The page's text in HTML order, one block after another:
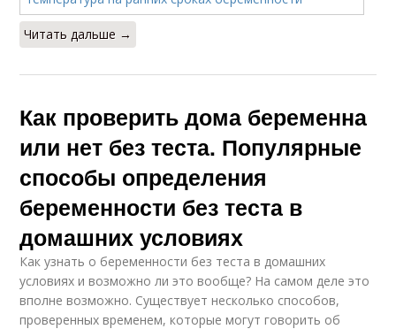
Читать дальше →
Как проверить дома беременна
или нет без теста. Популярные
способы определения
беременности без теста в
домашних условиях
Как узнать о беременности без теста в домашних
условиях и возможно ли это вообще? На самом деле это
вполне возможно. Существует несколько способов,
проверенных временем, которые могут говорить об